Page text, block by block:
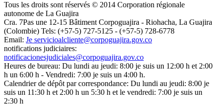
Tous les droits sont réservés © 2014 Corporation régionale
autonome de La Guajira
Cra. 7Pas une 12-15 Bâtiment Corpoguajira - Riohacha, La Guajira
(Colombie) Tels: (+57-5) 727-5125 - (+57-5) 728-6778
Email: Je servicioalcliente@corpoguajira.gov.co
notifications judiciaires:
notificacionesjudiciales@corpoguajira.gov.co
Heures de bureau: Du lundi au jeudi: 8:00 je suis un 12:00 h et 2:00
h un 6:00 h - Vendredi: 7:00 je suis un 4:00 h.
Calendrier de dépôt par correspondance: Du lundi au jeudi: 8:00 je
suis un 11:30 h et 2:00 h un 5:30 h et le vendredi: 7:00 je suis un
2:30 h